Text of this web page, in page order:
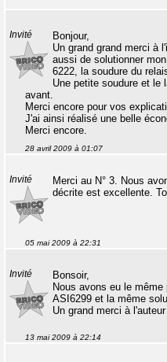
Invité
Bonjour,
Un grand grand merci à
aussi de solutionner
6222, la soudure du
Une petite soudure et le
avant.
Merci encore pour vos
J'ai ainsi réalisé une belle
Merci encore.
28 avril 2009 à 01:07
Invité
Merci au N° 3. Nous
décrite est excellente.
05 mai 2009 à 22:31
Invité
Bonsoir,
Nous avons eu le
ASI6299 et la même
Un grand merci à
13 mai 2009 à 22:14